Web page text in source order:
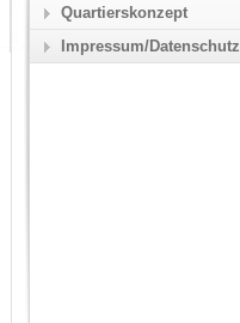
Quartierskonzept
Impressum/Datenschutz